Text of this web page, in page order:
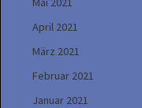
April 2021
März 2021
Februar 2021
Januar 2021